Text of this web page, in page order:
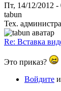
Пт, 14/12/2012 -
tabun
Тех.
Re: Вставка
Это приказ?
Войдите